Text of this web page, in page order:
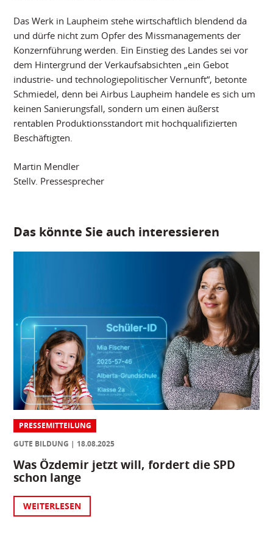
Das Werk in Laupheim stehe wirtschaftlich blendend da
und dürfe nicht zum Opfer des Missmanagements der
Konzernführung werden. Ein Einstieg des Landes sei vor
dem Hintergrund der Verkaufsabsichten „ein Gebot
industrie- und technologiepolitischer Vernunft“, betonte
Schmiedel, denn bei Airbus Laupheim handele es sich um
keinen Sanierungsfall, sondern um einen äußerst
rentablen Produktionsstandort mit hochqualifizierten
Beschäftigten.
Martin Mendler
Stellv. Pressesprecher
Das könnte Sie auch interessieren
PRESSEMITTEILUNG
GUTE BILDUNG
18.08.2025
Was Özdemir jetzt will, fordert die SPD
schon lange
WEITERLESEN